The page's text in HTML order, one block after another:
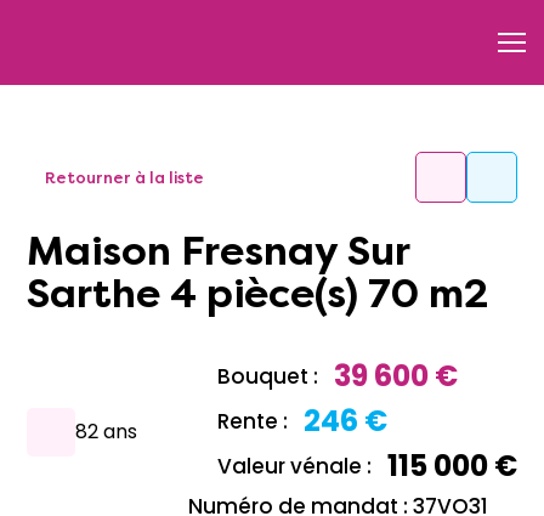
Retourner à la liste
Maison Fresnay Sur
Sarthe 4 pièce(s) 70 m2
82 ans
Bouquet : 39 600 €
Rente : 246 €
Valeur vénale : 115 000 €
Numéro de mandat : 37VO31